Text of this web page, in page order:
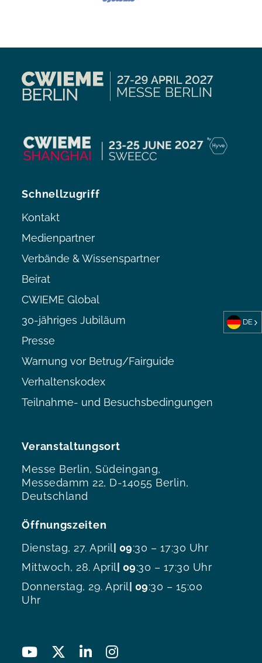
Veranstaltungsort
Messe Berlin, Südeingang,
Messedamm 22, D-14055 Berlin,
Deutschland
Öffnungszeiten
Dienstag, 27. April | 09:30 – 17:30 Uhr
Mittwoch, 28. April | 09:30 – 17:30 Uhr
Donnerstag, 29. April | 09:30 – 15:00
Uhr
Schnellzugriff
Kontakt
Medienpartner
Verbände & Wissenspartner
Beirat
CWIEME Global
30-jähriges Jubiläum
Presse
Warnung vor Betrug/Fairguide
Verhaltenskodex
Teilnahme- und Besuchsbedingungen
DE